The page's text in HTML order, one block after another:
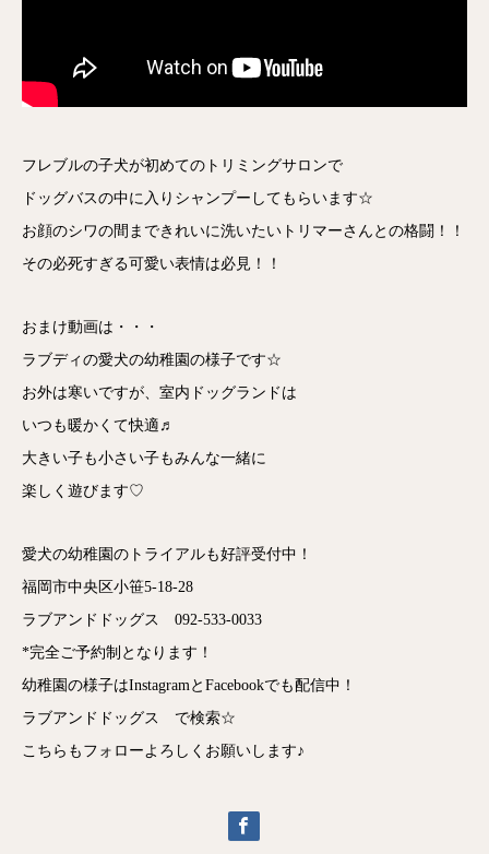
フレブルの子犬が初めてのトリミングサロンで
ドッグバスの中に入りシャンプーしてもらいます☆
お顔のシワの間まできれいに洗いたいトリマーさんとの格闘！！
その必死すぎる可愛い表情は必見！！
おまけ動画は・・・
ラブディの愛犬の幼稚園の様子です☆
お外は寒いですが、室内ドッグランドは
いつも暖かくて快適♬
大きい子も小さい子もみんな一緒に
楽しく遊びます♡
愛犬の幼稚園のトライアルも好評受付中！
福岡市中央区小笹5-18-28
ラブアンドドッグス 092-533-0033
*完全ご予約制となります！
幼稚園の様子はInstagramとFacebookでも配信中！
ラブアンドドッグス で検索☆
こちらもフォローよろしくお願いします♪